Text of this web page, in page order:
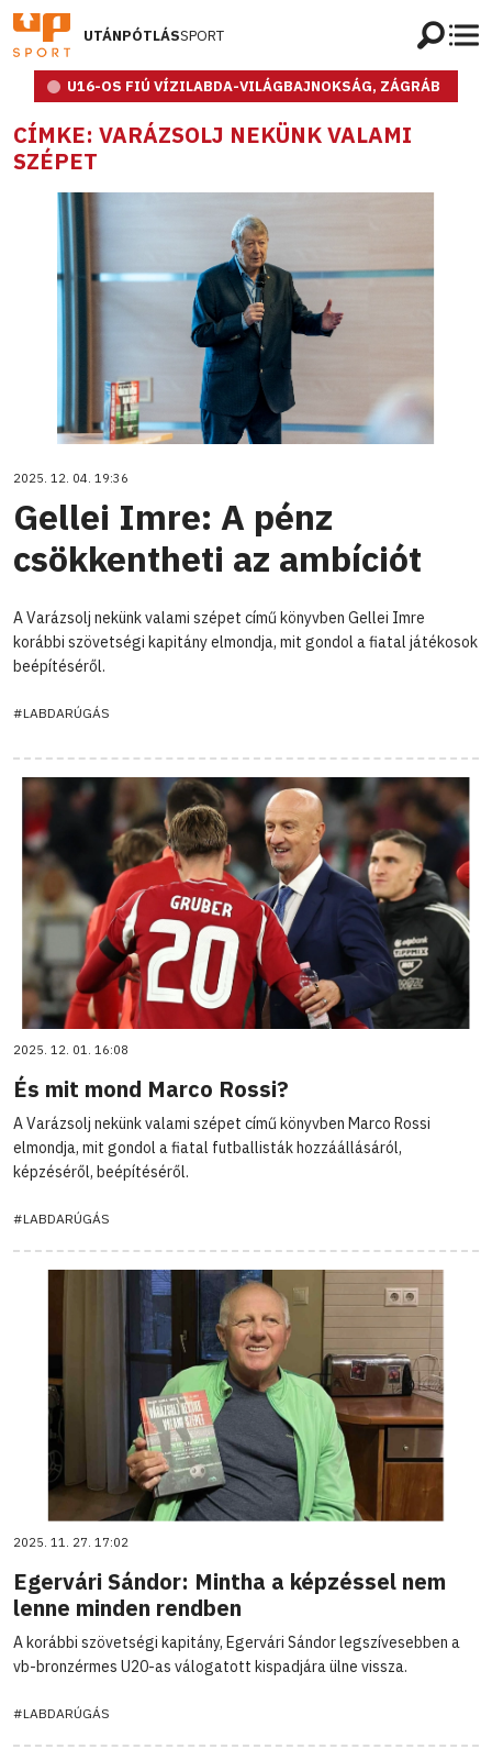
UTÁNPÓTLÁSSPORT
U16-OS FIÚ VÍZILABDA-VILÁGBAJNOKSÁG, ZÁGRÁB
CÍMKE: VARÁZSOLJ NEKÜNK VALAMI
SZÉPET
2025. 12. 04. 19:36
Gellei Imre: A pénz
csökkentheti az ambíciót
A Varázsolj nekünk valami szépet című könyvben Gellei Imre
korábbi szövetségi kapitány elmondja, mit gondol a fiatal játékosok
beépítéséről.
#LABDARÚGÁS
2025. 12. 01. 16:08
És mit mond Marco Rossi?
A Varázsolj nekünk valami szépet című könyvben Marco Rossi
elmondja, mit gondol a fiatal futballisták hozzáállásáról,
képzéséről, beépítéséről.
#LABDARÚGÁS
2025. 11. 27. 17:02
Egervári Sándor: Mintha a képzéssel nem
lenne minden rendben
A korábbi szövetségi kapitány, Egervári Sándor legszívesebben a
vb-bronzérmes U20-as válogatott kispadjára ülne vissza.
#LABDARÚGÁS